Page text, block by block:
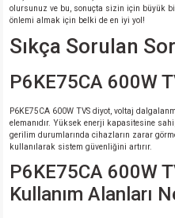
olursunuz ve bu, sonuçta sizin için büyük
önlemi almak için belki de en iyi yol!
Sıkça Sorulan
P6KE75CA 600W
P6KE75CA 600W TVS diyot, voltaj
elemanıdır. Yüksek enerji kapasitesine
gerilim durumlarında cihazların zarar
kullanılarak sistem güvenliğini artırır.
P6KE75CA 600W
Kullanım Alanları